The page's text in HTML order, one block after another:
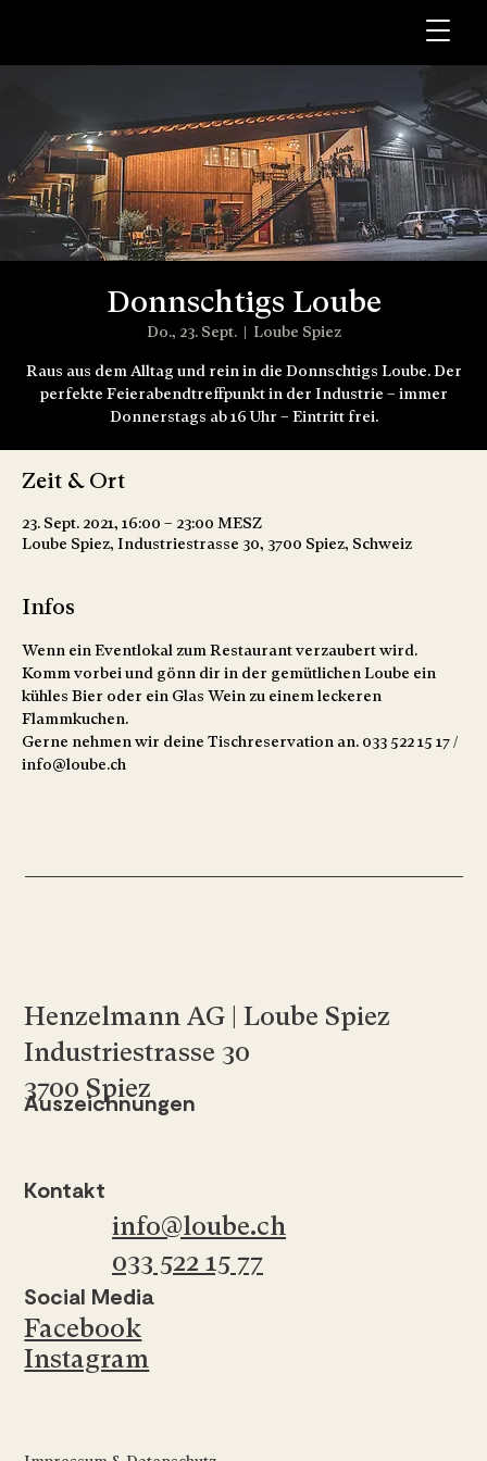
Donnschtigs Loube
Do., 23. Sept.
  |
Loube Spiez
Raus aus dem Alltag und rein in die Donnschtigs Loube. Der
perfekte Feierabendtreffpunkt in der Industrie – immer
Donnerstags ab 16 Uhr – Eintritt frei.
Zeit & Ort
23. Sept. 2021, 16:00 – 23:00 MESZ
Loube Spiez, Industriestrasse 30, 3700 Spiez, Schweiz
Infos
Wenn ein Eventlokal zum Restaurant verzaubert wird.
Komm vorbei und gönn dir in der gemütlichen Loube ein
kühles Bier oder ein Glas Wein zu einem leckeren
Flammkuchen.
Gerne nehmen wir deine Tischreservation an. 033 522 15 17 /
info@loube.ch
info@loube.ch
033 522 15 77
Kontakt
Facebook
Instagram
Social Media
Auszeichnungen
Henzelmann AG | Loube Spiez
Industriestrasse 30
3700 Spiez